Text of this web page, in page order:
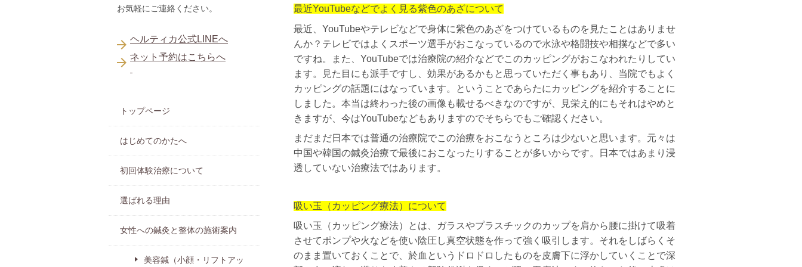
最近YouTubeなどでよく見る紫色のあざについて
最近、YouTubeやテレビなどで身体に紫色のあざをつけているものを見たことはありませ
んか？テレビではよくスポーツ選手がおこなっているので水泳や格闘技や相撲などで多い
ですね。また、YouTubeでは治療院の紹介などでこのカッピングがおこなわれたりしてい
ます。見た目にも派手ですし、効果があるかもと思っていただく事もあり、当院でもよく
カッピングの話題にはなっています。ということであらたにカッピングを紹介することに
しました。本当は終わった後の画像も載せるべきなのですが、見栄え的にもそれはやめと
きますが、今はYouTubeなどもありますのでそちらでもご確認ください。
まだまだ日本では普通の治療院でこの治療をおこなうところは少ないと思います。元々は
中国や韓国の鍼灸治療で最後におこなったりすることが多いからです。日本ではあまり浸
透していない治療法ではあります。
吸い玉（カッピング療法）について
吸い玉（カッピング療法）とは、ガラスやプラスチックのカップを肩から腰に掛けて吸着
させてポンプや火などを使い陰圧し真空状態を作って強く吸引します。それをしばらくそ
のまま置いておくことで、於血というドロドロしたものを皮膚下に浮かしていくことで深
お気軽にご連絡ください。
ヘルティカ公式LINEへ
ネット予約はこちらへ
トップページ
はじめてのかたへ
初回体験治療について
選ばれる理由
女性への鍼灸と整体の施術案内
美容鍼（小顔・リフトアッ